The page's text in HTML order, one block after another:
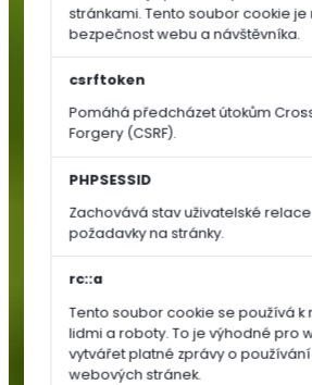
stránkami. Tento soubor cookie je
bezpečnost webu a návštěvníka.
csrftoken
Pomáhá předcházet útokům
Forgery (CSRF).
PHPSESSID
Zachovává stav uživatelské
požadavky na stránky.
rc::a
Tento soubor cookie se používá k
lidmi a roboty. To je výhodné pro
vytvářet platné zprávy o
webových stránek.
Speciální
směsi
SEMÍNKA